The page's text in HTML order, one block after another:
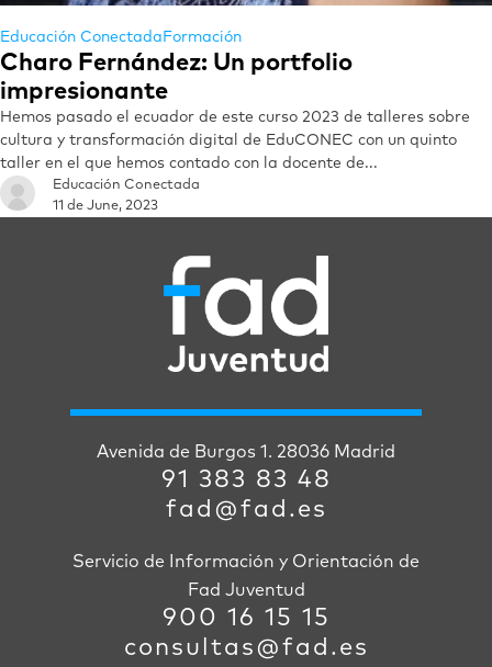
Educación Conectada Formación
Charo Fernández: Un portfolio
impresionante
Hemos pasado el ecuador de este curso 2023 de talleres sobre
cultura y transformación digital de EduCONEC con un quinto
taller en el que hemos contado con la docente de...
Educación Conectada
11 de June, 2023
Avenida de Burgos 1. 28036 Madrid
91 383 83 48
fad@fad.es
Servicio de Información y Orientación de
Fad Juventud
900 16 15 15
consultas@fad.es